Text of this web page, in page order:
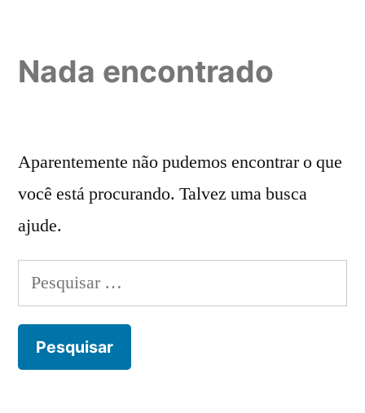
Nada encontrado
Aparentemente não pudemos encontrar o que
você está procurando. Talvez uma busca
ajude.
Pesquisar
por: